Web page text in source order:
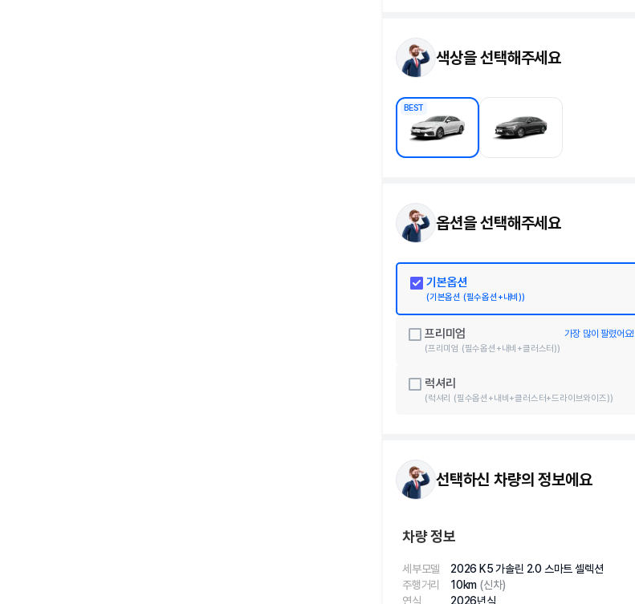
색상을 선택해주세요
BEST
옵션을 선택해주세요
기본옵션
(기본옵션 (필수옵션+내비))
프리미엄
(프리미엄 (필수옵션+내비+클러스터))
가장 많이 팔렸어요!
럭셔리
(럭셔리 (필수옵션+내비+클러스터+드라이브와이즈))
선택하신 차량의 정보에요
차량 정보
세부모델
2026 K5 가솔린 2.0 스마트 셀렉션
주행거리
10km (신차)
연식
2026년식